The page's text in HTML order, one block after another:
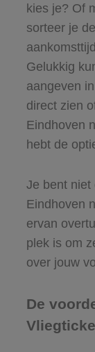
kies je? Of
sorteer je
Gelukkig
aangeven
direct zien
Eindhoven
hebt de
Je bent niet
Eindhoven
ervan
plek is om
over jouw
De